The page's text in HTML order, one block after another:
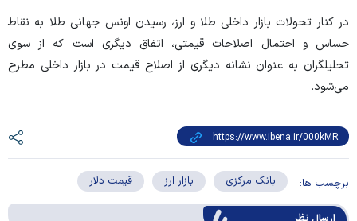
در کنار تحولات بازار داخلی طلا و ارز، رسیدن اونس جهانی طلا به نقاط
حساس و احتمال اصلاحات قیمتی، اتفاق دیگری است که از سوی
تحلیلگران به عنوان نشانه دیگری از اصلاح قیمت در بازار داخلی مطرح
می‌شود.
برچسب ها: بانک مرکزی بازار ارز قیمت دلار